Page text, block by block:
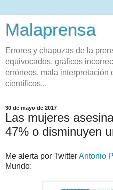
Malaprensa
Errores y chapuzas de la
equivocados, gráficos
erróneos, mala interpretación
científicos...
30 de mayo de 2017
Las mujeres
47% o disminuyen
Me alerta por TwitterAntonio
Mundo: